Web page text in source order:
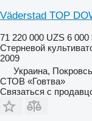
Väderstad TOP
71 220 000 UZS 6 000
Стерневой
2009
Украина,
СТОВ «Говтва»
Связаться с